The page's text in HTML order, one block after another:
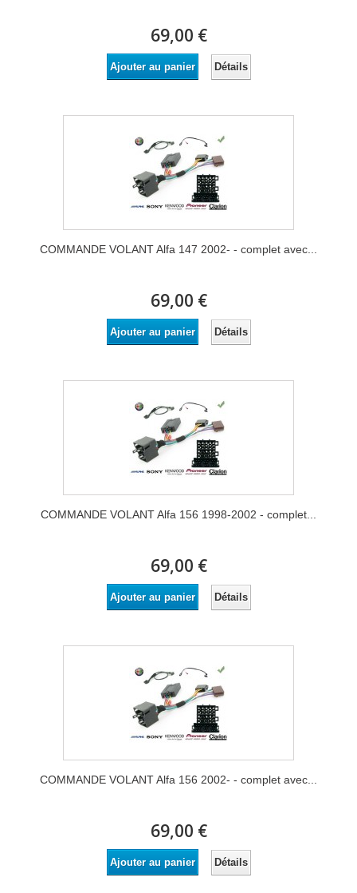
69,00 €
Ajouter au panier Détails
COMMANDE VOLANT Alfa 147 2002- - complet avec...
69,00 €
Ajouter au panier Détails
COMMANDE VOLANT Alfa 156 1998-2002 - complet...
69,00 €
Ajouter au panier Détails
COMMANDE VOLANT Alfa 156 2002- - complet avec...
69,00 €
Ajouter au panier Détails